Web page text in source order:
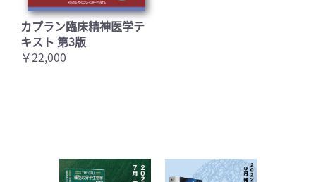
カプラン臨床精神医学テ
キスト 第3版
￥22,000